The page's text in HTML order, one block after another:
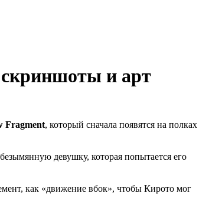
и арт
Fragment, который сначала появятся на полках
девушку, которая попытается его
как «движение вбок», чтобы Кирото мог